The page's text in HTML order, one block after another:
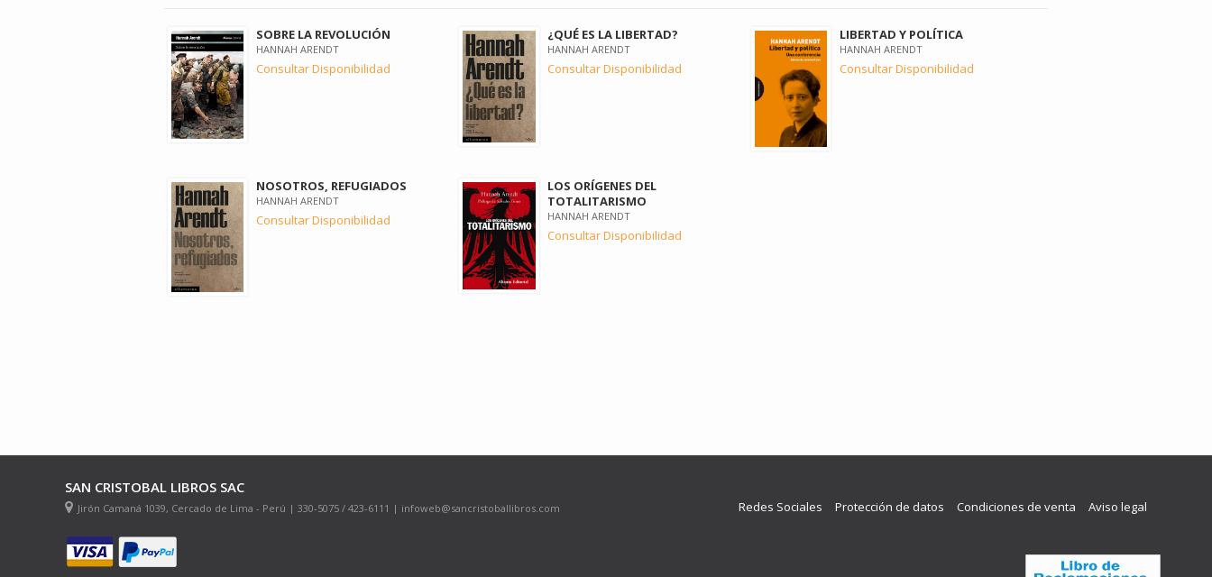
SOBRE LA REVOLUCIÓN
HANNAH ARENDT
Consultar Disponibilidad
¿QUÉ ES LA LIBERTAD?
HANNAH ARENDT
Consultar Disponibilidad
LIBERTAD Y POLÍTICA
HANNAH ARENDT
Consultar Disponibilidad
NOSOTROS, REFUGIADOS
HANNAH ARENDT
Consultar Disponibilidad
LOS ORÍGENES DEL
TOTALITARISMO
HANNAH ARENDT
Consultar Disponibilidad
Aviso legal
Condiciones de venta
Protección de datos
Redes Sociales
SAN CRISTOBAL LIBROS SAC
Jirón Camaná 1039, Cercado de Lima - Perú | 330-5075 / 423-6111 | infoweb@sancristoballibros.com